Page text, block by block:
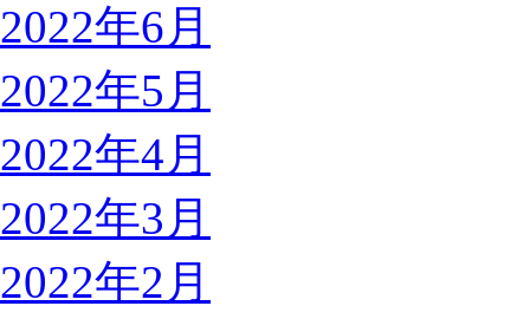
2022年6月
2022年5月
2022年4月
2022年3月
2022年2月